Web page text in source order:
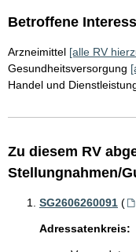
Betroffene
Arzneimittel [alle RV
Gesundheitsversorgung
Handel und
Zu diesem RV
Stellungnahmen/
SG2606260091 (
Adressatenkreis: